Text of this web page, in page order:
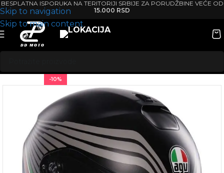
Skip to navigation
Skip to main content
BESPLATNA ISPORUKA NA TERITORIJI SRBIJE ZA PORUDŽBINE VEĆE OD
15.000 RSD
-10%